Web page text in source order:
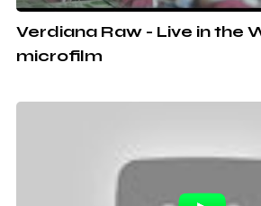
Verdiana Raw - Live in the
microfilm